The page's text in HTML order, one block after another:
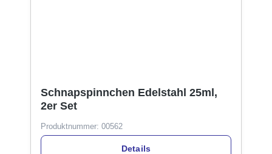
Schnapspinnchen Edelstahl 25ml,
2er Set
Produktnummer: 00562
Details